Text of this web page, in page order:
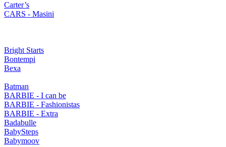
Carter’s
CARS - Masini
Bright Starts
Bontempi
Bexa
Batman
BARBIE - I can be
BARBIE - Fashionistas
BARBIE - Extra
Badabulle
BabySteps
Babymoov